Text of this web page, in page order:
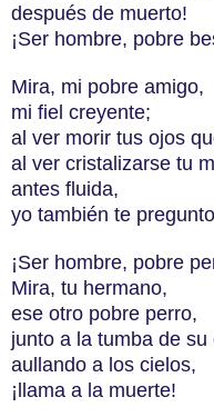
después de muerto!
¡Ser hombre, pobre
Mira, mi pobre amigo,
mi fiel creyente;
al ver morir tus ojos
al ver cristalizarse tu
antes fluida,
yo también te
¡Ser hombre, pobre
Mira, tu hermano,
ese otro pobre perro,
junto a la tumba de su
aullando a los cielos,
¡llama a la muerte!